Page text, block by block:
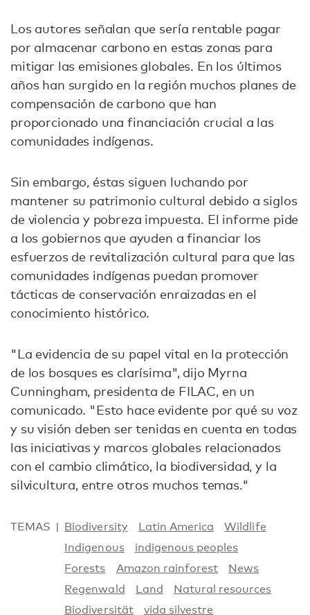
Los autores señalan que sería rentable pagar
por almacenar carbono en estas zonas para
mitigar las emisiones globales. En los últimos
años han surgido en la región muchos planes de
compensación de carbono que han
proporcionado una financiación crucial a las
comunidades indígenas.
Sin embargo, éstas siguen luchando por
mantener su patrimonio cultural debido a siglos
de violencia y pobreza impuesta. El informe pide
a los gobiernos que ayuden a financiar los
esfuerzos de revitalización cultural para que las
comunidades indígenas puedan promover
tácticas de conservación enraizadas en el
conocimiento histórico.
"La evidencia de su papel vital en la protección
de los bosques es clarísima", dijo Myrna
Cunningham, presidenta de FILAC, en un
comunicado. "Esto hace evidente por qué su voz
y su visión deben ser tenidas en cuenta en todas
las iniciativas y marcos globales relacionados
con el cambio climático, la biodiversidad, y la
silvicultura, entre otros muchos temas."
TEMAS Biodiversity Latin America
Wildlife
Indigenous
indigenous peoples
Forests
Amazon rainforest
News
Regenwald
Land
Natural resources
Biodiversität
vida silvestre